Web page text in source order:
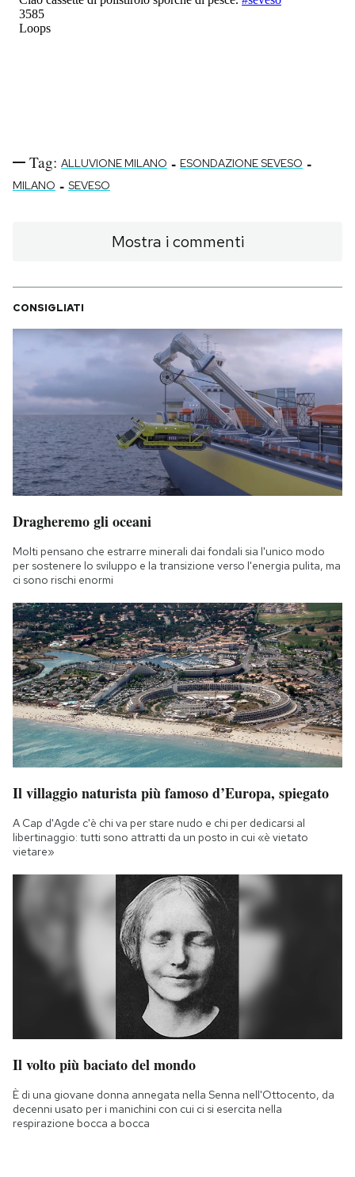
Tag: ALLUVIONE MILANO - ESONDAZIONE SEVESO -
MILANO - SEVESO
Mostra i commenti
CONSIGLIATI
Dragheremo gli oceani
Molti pensano che estrarre minerali dai fondali sia l'unico modo
per sostenere lo sviluppo e la transizione verso l'energia pulita, ma
ci sono rischi enormi
Il villaggio naturista più famoso d’Europa, spiegato
A Cap d'Agde c'è chi va per stare nudo e chi per dedicarsi al
libertinaggio: tutti sono attratti da un posto in cui «è vietato
vietare»
Il volto più baciato del mondo
È di una giovane donna annegata nella Senna nell'Ottocento, da
decenni usato per i manichini con cui ci si esercita nella
respirazione bocca a bocca